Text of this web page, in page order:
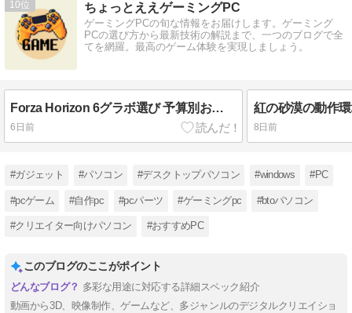
10 ちょっとええゲーミングPC
ゲーミングPCの旬な情報をお届けします。ゲーミング
PCの選び方から最新技術の解説まで、一つのブログで全
てを網羅。最高のゲーム体験を実現しましょう。
Forza Horizon 6グラボ選び 予算別おすすめはどれ？
6日前 8日前
#ガジェット #パソコン #デスクトップパソコン #windows #PC
#pcゲーム #自作pc #pcパーツ #ゲーミングpc #btoパソコン
#クリエイター向けパソコン #おすすめPC
このブログのここがポイント
多彩な用途に対応する詳細スペック紹介
動画から3D、映像制作、ゲームなど、多ジャンルのデジタルクリエイショ